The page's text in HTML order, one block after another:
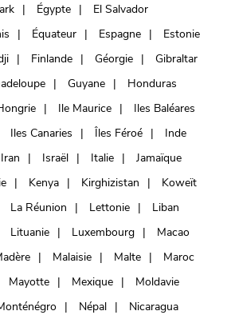
Égypte
El Salvador
Équateur Espagne
Estonie
Finlande Géorgie
Gibraltar
Guyane
Honduras
Ile Maurice
Iles Baléares
Iles Canaries Îles Féroé
Inde
Iran Israël Italie
Jamaïque
Kenya Kirghizistan
Koweït
La Réunion Lettonie
Liban
Lituanie Luxembourg
Macao
Malaisie Malte
Maroc
Mayotte Mexique
Moldavie
Népal
Nicaragua